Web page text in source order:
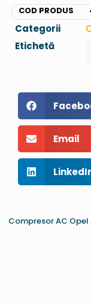
COD PRODUS
Categorii
Etichetă
Email
Compresor AC Opel